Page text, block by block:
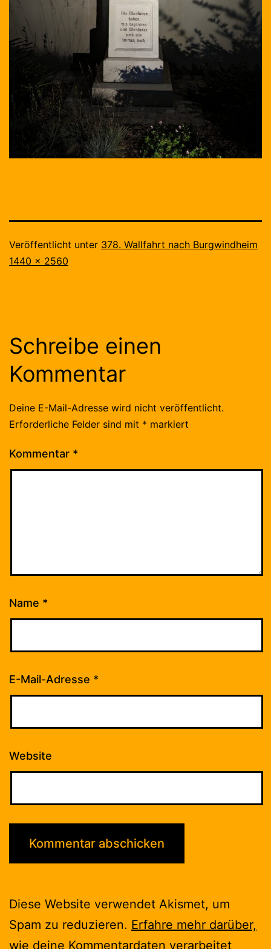
Veröffentlicht unter 378. Wallfahrt nach Burgwindheim
Originalgröße
1440 × 2560
Schreibe einen
Kommentar
Deine E-Mail-Adresse wird nicht veröffentlicht.
Erforderliche Felder sind mit * markiert
Kommentar *
Name *
E-Mail-Adresse *
Website
Diese Website verwendet Akismet, um
Spam zu reduzieren. Erfahre mehr darüber,
wie deine Kommentardaten verarbeitet